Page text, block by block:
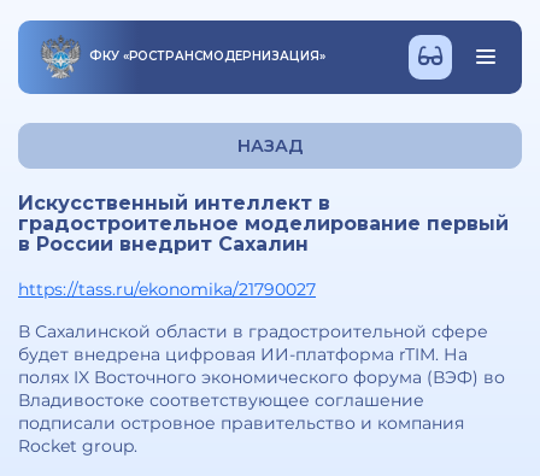
ФКУ «РОСТРАНСМОДЕРНИЗАЦИЯ»
НАЗАД
Искусственный интеллект в
градостроительное моделирование первый
в России внедрит Сахалин
https://tass.ru/ekonomika/21790027
В Сахалинской области в градостроительной сфере
будет внедрена цифровая ИИ-платформа rTIM. На
полях IX Восточного экономического форума (ВЭФ) во
Владивостоке соответствующее соглашение
подписали островное правительство и компания
Rocket group.